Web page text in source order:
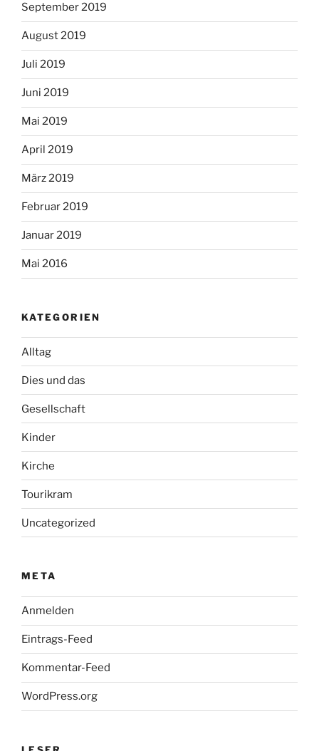
September 2019
August 2019
Juli 2019
Juni 2019
Mai 2019
April 2019
März 2019
Februar 2019
Januar 2019
Mai 2016
KATEGORIEN
Alltag
Dies und das
Gesellschaft
Kinder
Kirche
Tourikram
Uncategorized
META
Anmelden
Eintrags-Feed
Kommentar-Feed
WordPress.org